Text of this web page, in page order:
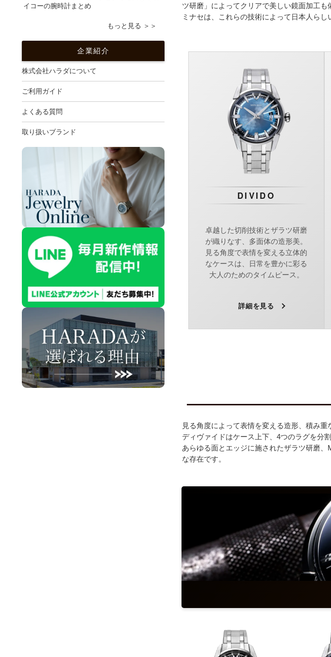
ツ研磨」によってクリアで美しい鏡面加工も
ミナセは、これらの技術によって日本人ら
DIVIDO
卓越した切削技術とザラツ研磨
が織りなす、多面体の造形美。
見る角度で表情を変える立体的
なケースは、日常を豊かに彩る
大人のためのタイムピース。
詳細を見る
見る角度によって表情を変える造形、積み重
ディヴァイドはケース上下、4つのラグを分
あらゆる面とエッジに施されたザラツ研磨
な存在です。
イコーの腕時計まとめ
もっと見る ＞＞
企業紹介
株式会社ハラダについて
ご利用ガイド
よくある質問
取り扱いブランド